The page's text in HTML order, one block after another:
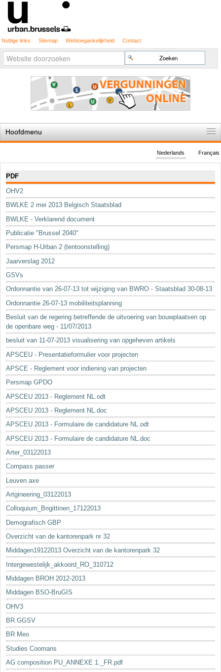
Nuttige links Sitemap Webtoegankelijkheid Contact
Zoek
Geavanceerd
zoeken...
Hoofdmenu
De spelregels
Stedenbouwkundige vergunning
Cartografie
Studies en publicaties
Sleutelwoorden
Stedenbouwkundige inlichtingen
Français
Nederlands
PDF
OHV2
BWLKE 2 mei 2013 Belgisch Staatsblad
BWLKE - Verklarend document
Publicatie "Brussel 2040"
Persmap H-Urban 2 (tentoonstelling)
Jaarverslag 2012
GSVs
Ordonnantie van 26-07-13 tot wijziging van BWRO - Staatsblad 30-08-13
Ordonnantie 26-07-13 mobiliteitsplanning
Besluit van de regering betreffende de uitvoering van bouwplaatsen op
de openbare weg - 11/07/2013
besluit van 11-07-2013 visualisering van opgeheven artikels
APSCEU - Presentatieformulier voor projecten
APSCE - Reglement voor indiening van projecten
Persmap GPDO
APSCEU 2013 - Reglement NL.odt
APSCEU 2013 - Reglement NL.doc
APSCEU 2013 - Formulaire de candidature NL.odt
APSCEU 2013 - Formulaire de candidature NL.doc
Arter_03122013
Compass passer
Leuven axe
Artgineering_03122013
Colloquium_Brigittinen_17122013
Demografisch GBP
Overzicht van de kantorenpark nr 32
Middagen19122013 Overzicht van de kantorenpark 32
Intergewestelijk_akkoord_RO_310712
Middagen BROH 2012-2013
Middagen BSO-BruGIS
OHV3
BR GGSV
BR Meo
Studies Coomans
AG composition PU_ANNEXE 1._FR.pdf